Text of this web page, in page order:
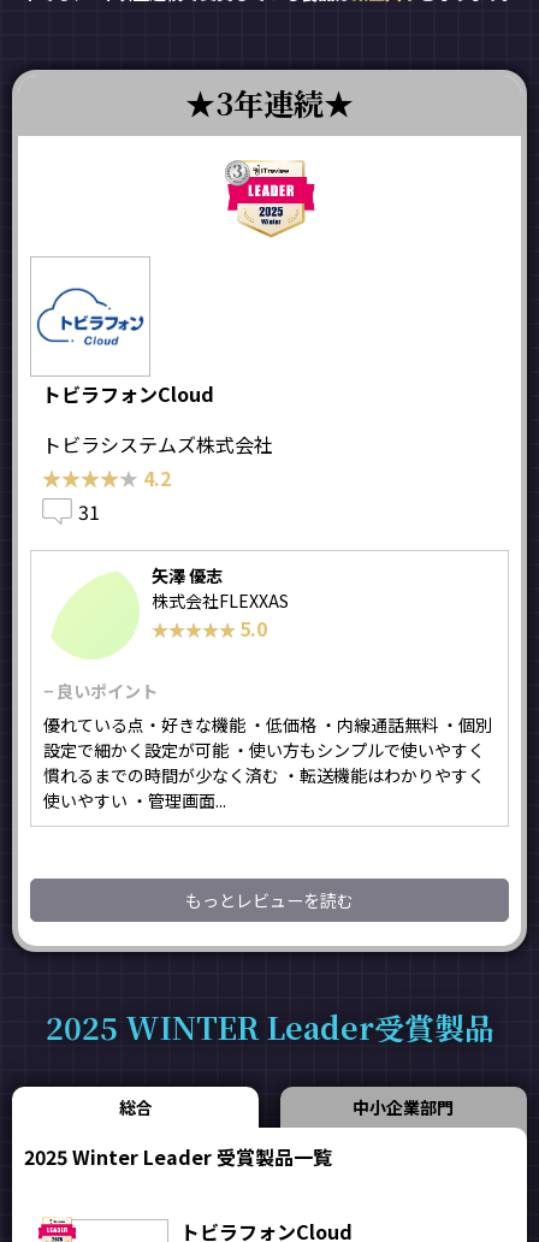
3年連続
トビラフォンCloud
トビラシステムズ株式会社
★★★★★
★★★★★ 4.2
31
矢澤 優志
株式会社FLEXXAS
★★★★★
★★★★★ 5.0
− 良いポイント
優れている点・好きな機能 ・低価格 ・内線通話無料 ・個別
設定で細かく設定が可能 ・使い方もシンプルで使いやすく
慣れるまでの時間が少なく済む ・転送機能はわかりやすく
使いやすい ・管理画面...
もっとレビューを読む
2025 WINTER Leader受賞製品
総合 中小企業部門
2025 Winter Leader 受賞製品一覧
トビラフォンCloud